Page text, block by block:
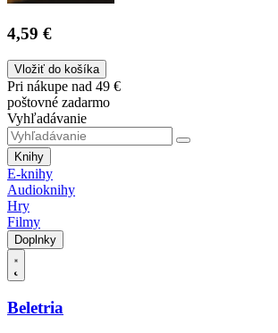
4,59 €
Vložiť do košíka
Pri nákupe nad 49 €
poštovné zadarmo
Vyhľadávanie
Knihy
E-knihy
Audioknihy
Hry
Filmy
Doplnky
Beletria